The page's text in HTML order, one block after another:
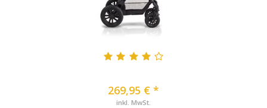
269,95 € *
inkl. MwSt.